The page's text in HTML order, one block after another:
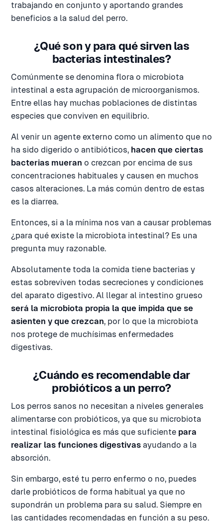
trabajando en conjunto y aportando grandes
beneficios a la salud del perro.
¿Qué son y para qué sirven las
bacterias intestinales?
Comúnmente se denomina flora o microbiota
intestinal a esta agrupación de microorganismos.
Entre ellas hay muchas poblaciones de distintas
especies que conviven en equilibrio.
Al venir un agente externo como un alimento que no
ha sido digerido o antibióticos, hacen que ciertas
bacterias mueran o crezcan por encima de sus
concentraciones habituales y causen en muchos
casos alteraciones. La más común dentro de estas
es la diarrea.
Entonces, si a la mínima nos van a causar problemas
¿para qué existe la microbiota intestinal? Es una
pregunta muy razonable.
Absolutamente toda la comida tiene bacterias y
estas sobreviven todas secreciones y condiciones
del aparato digestivo. Al llegar al intestino grueso
será la microbiota propia la que impida que se
asienten y que crezcan, por lo que la microbiota
nos protege de muchísimas enfermedades
digestivas.
¿Cuándo es recomendable dar
probióticos a un perro?
Los perros sanos no necesitan a niveles generales
alimentarse con probióticos, ya que su microbiota
intestinal fisiológica es más que suficiente para
realizar las funciones digestivas ayudando a la
absorción.
Sin embargo, esté tu perro enfermo o no, puedes
darle probióticos de forma habitual ya que no
supondrán un problema para su salud. Siempre en
las cantidades recomendadas en función a su peso.